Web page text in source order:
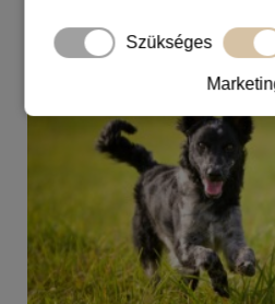
Szükséges